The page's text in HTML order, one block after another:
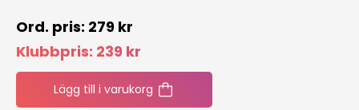
279 kr
Klubbpris: 239 kr
Lägg till i varukorg